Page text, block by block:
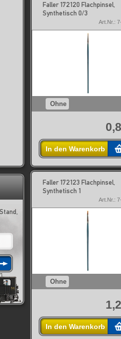
Faller 172120 Flachpinsel,
Synthetisch 0/3
Art.Nr.:
Ohne
In den Warenkorb
Faller 172123 Flachpinsel,
Synthetisch 1
Art.Nr.:
Ohne
In den Warenkorb